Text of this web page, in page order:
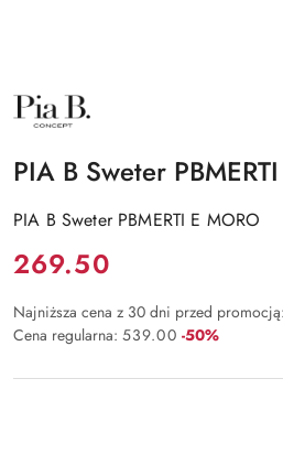
NAZWA
PRODUCENTA:
PIA
PIA B Sweter
PIA B Sweter PBMERTI E MORO
Cena:
269.50
Najniższa cena z 30 dni przed promocją:
Cena regularna: 539.00 Rabat:
-50%